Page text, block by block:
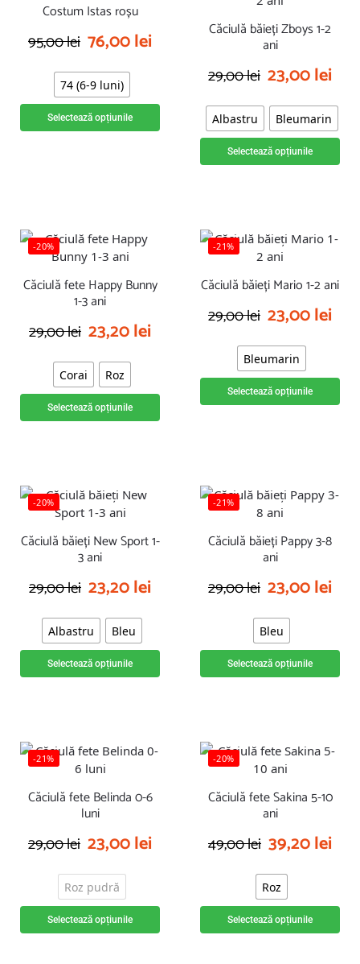
Costum Istas roșu
95,00lei 76,00lei
74 (6-9 luni)
Selectează opțiunile
Căciulă băieți Zboys 1-2
ani
29,00lei 23,00lei
Albastru Bleumarin
Selectează opțiunile
-20%
Căciulă fete Happy Bunny
1-3 ani
29,00lei 23,20lei
Corai Roz
Selectează opțiunile
-21%
Căciulă băieți Mario 1-2 ani
29,00lei 23,00lei
Bleumarin
Selectează opțiunile
-20%
Căciulă băieți New Sport 1-
3 ani
29,00lei 23,20lei
Albastru Bleu
Selectează opțiunile
-21%
Căciulă băieți Pappy 3-8
ani
29,00lei 23,00lei
Bleu
Selectează opțiunile
-21%
Căciulă fete Belinda 0-6
luni
29,00lei 23,00lei
Roz pudră
Selectează opțiunile
-20%
Căciulă fete Sakina 5-10
ani
49,00lei 39,20lei
Roz
Selectează opțiunile